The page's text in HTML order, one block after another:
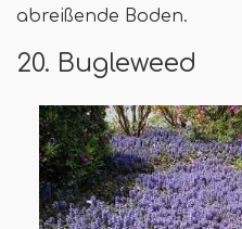
abreißende Boden.
20. Bugleweed